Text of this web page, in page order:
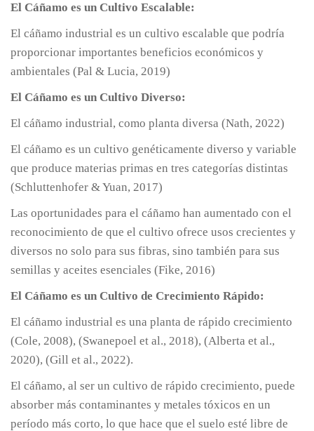
El Cáñamo es un Cultivo Escalable:
El cáñamo industrial es un cultivo escalable que podría
proporcionar importantes beneficios económicos y
ambientales (Pal & Lucia, 2019)
El Cáñamo es un Cultivo Diverso:
El cáñamo industrial, como planta diversa (Nath, 2022)
El cáñamo es un cultivo genéticamente diverso y variable
que produce materias primas en tres categorías distintas
(Schluttenhofer & Yuan, 2017)
Las oportunidades para el cáñamo han aumentado con el
reconocimiento de que el cultivo ofrece usos crecientes y
diversos no solo para sus fibras, sino también para sus
semillas y aceites esenciales (Fike, 2016)
El Cáñamo es un Cultivo de Crecimiento Rápido:
El cáñamo industrial es una planta de rápido crecimiento
(Cole, 2008), (Swanepoel et al., 2018), (Alberta et al.,
2020), (Gill et al., 2022).
El cáñamo, al ser un cultivo de rápido crecimiento, puede
absorber más contaminantes y metales tóxicos en un
período más corto, lo que hace que el suelo esté libre de